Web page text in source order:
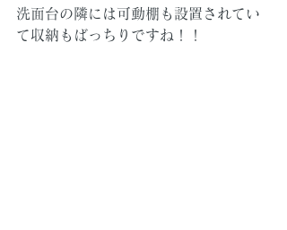
洗面台の隣には可動棚も設置されてい
て収納もばっちりですね！！